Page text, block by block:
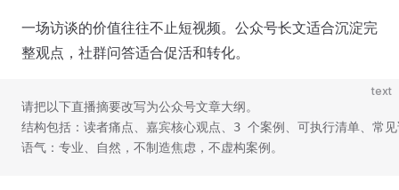
一场访谈的价值往往不止短视频。公众号长文适合沉淀完
整观点，社群问答适合促活和转化。
text
请把以下直播摘要改写为公众号文章大纲。
结构包括：读者痛点、嘉宾核心观点、3 个案例、可执行清单、常
语气：专业、自然，不制造焦虑，不虚构案例。